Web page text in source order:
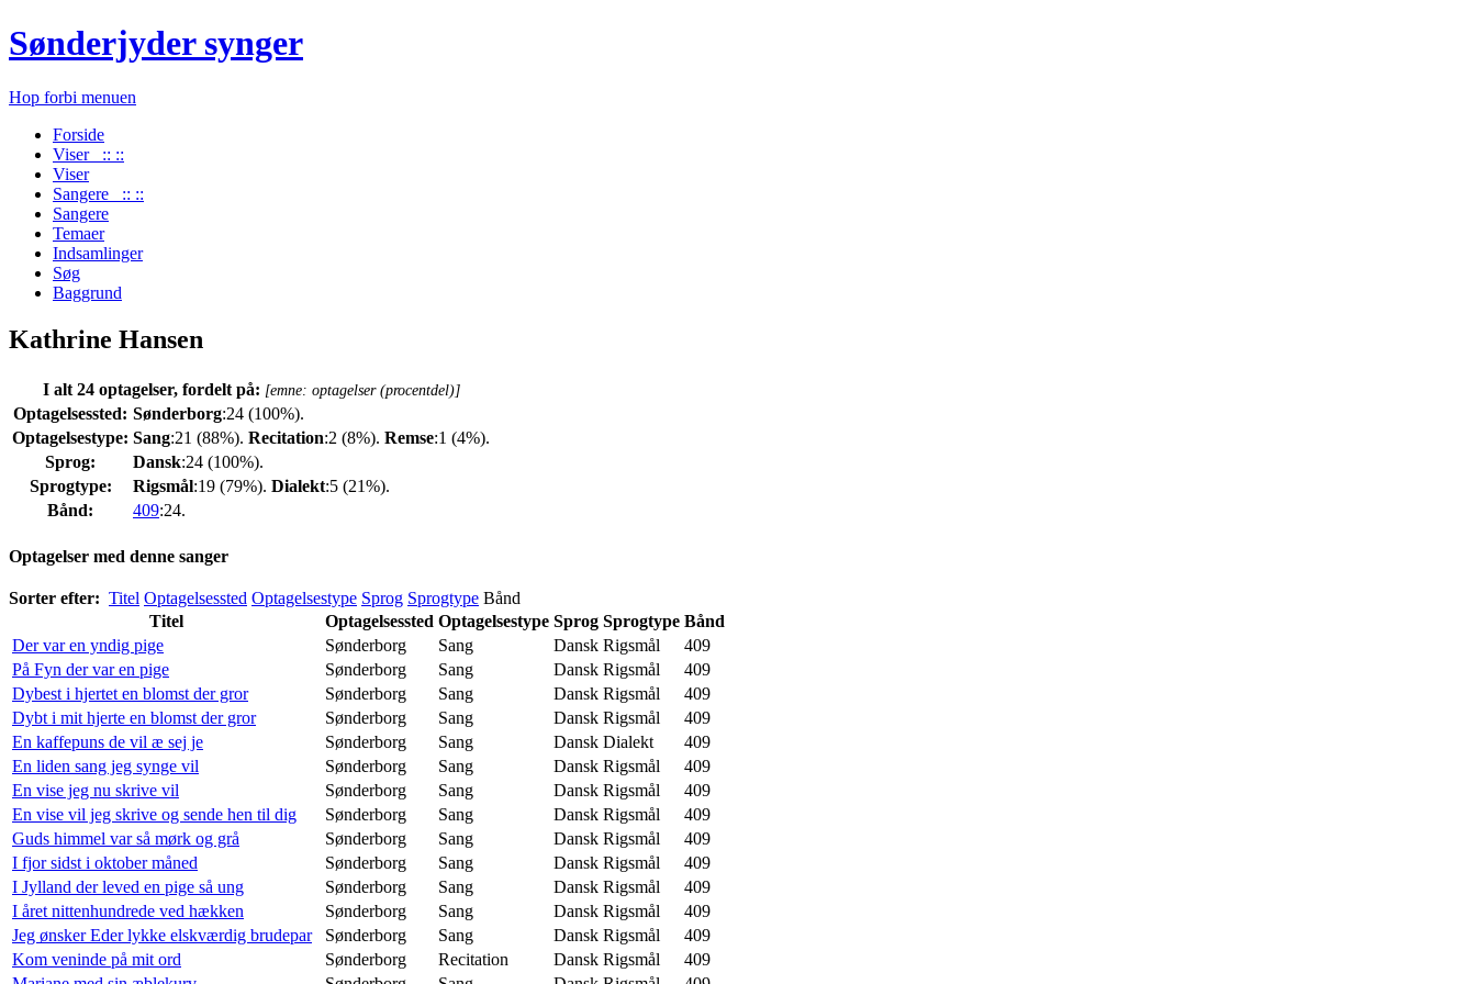
Sønderjyder synger
Hop forbi menuen
Forside
Viser :: ::
Viser
Sangere :: ::
Sangere
Temaer
Indsamlinger
Søg
Baggrund
Kathrine Hansen
I alt 24 optagelser, fordelt på: [emne: optagelser (procentdel)]
Optagelsessted: Sønderborg:24 (100%).
Optagelsestype: Sang:21 (88%). Recitation:2 (8%). Remse:1 (4%).
Sprog:
Dansk:24 (100%).
Sprogtype:
Rigsmål:19 (79%). Dialekt:5 (21%).
Bånd:
409:24.
Optagelser med denne sanger
Sorter efter: Titel Optagelsessted Optagelsestype Sprog Sprogtype Bånd
Titel
Optagelsessted Optagelsestype Sprog Sprogtype Bånd
Der var en yndig pige
Sønderborg Sang Dansk Rigsmål
409
På Fyn der var en pige
Sønderborg Sang Dansk Rigsmål
409
Dybest i hjertet en blomst der gror
Sønderborg Sang Dansk Rigsmål
409
Dybt i mit hjerte en blomst der gror
Sønderborg Sang Dansk Rigsmål
409
En kaffepuns de vil æ sej je
Sønderborg Sang Dansk Dialekt
409
En liden sang jeg synge vil
Sønderborg Sang Dansk Rigsmål
409
En vise jeg nu skrive vil
Sønderborg Sang Dansk Rigsmål
409
En vise vil jeg skrive og sende hen til dig
Sønderborg Sang Dansk Rigsmål
409
Guds himmel var så mørk og grå
Sønderborg Sang Dansk Rigsmål
409
I fjor sidst i oktober måned
Sønderborg Sang Dansk Rigsmål
409
I Jylland der leved en pige så ung
Sønderborg Sang Dansk Rigsmål
409
I året nittenhundrede ved hækken
Sønderborg Sang Dansk Rigsmål
409
Jeg ønsker Eder lykke elskværdig brudepar
Sønderborg Sang Dansk Rigsmål
409
Kom veninde på mit ord
Sønderborg Recitation Dansk Rigsmål
409